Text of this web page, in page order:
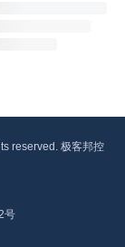
reserved. 极客邦控
号